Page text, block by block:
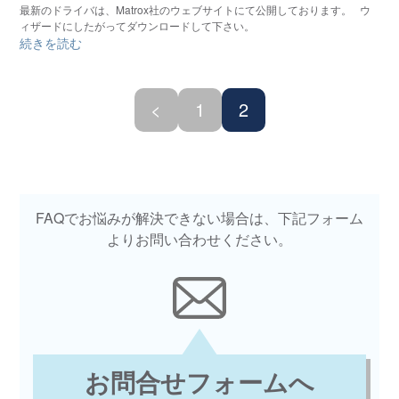
最新のドライバは、Matrox社のウェブサイトにて公開しております。 ウ
ィザードにしたがってダウンロードして下さい。
続きを読む
ペ
送
< 1 2
FAQでお悩みが解決できない場合は、下記フォーム
よりお問い合わせください。
お問合せフォームへ